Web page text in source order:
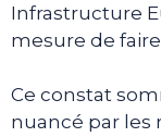
Infrastructure
mesure de
Ce constat
nuancé par les